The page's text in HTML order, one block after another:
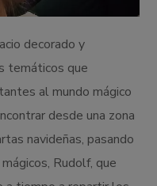
decorado y
temáticos que
al mundo mágico
desde una zona
navideñas, pasando
Rudolf, que